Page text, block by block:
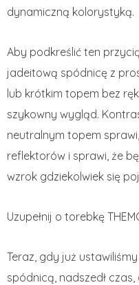
dynamiczną kolorystyką.
Aby podkreślić ten
jadeitową spódnicę z
lub krótkim topem bez
szykowny wygląd.
neutralnym topem
reflektorów i sprawi, że
wzrok gdziekolwiek się
Uzupełnij o torebkę
Teraz, gdy już
spódnicą, nadszedł